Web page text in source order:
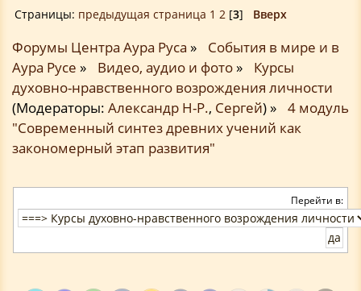
Страницы: предыдущая страница 1 2[3] Вверх
Форумы Центра Аура Руса »
События в мире и в
Аура Русе » Видео, аудио и фото»
Курсы
духовно-нравственного возрождения личности
(Модераторы: Александр Н-Р., Сергей) »
4 модуль
"Современный синтез древних учений как
закономерный этап развития"
Перейти в: